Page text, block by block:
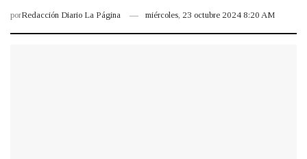
porRedacción Diario La Página miércoles, 23 octubre 2024 8:20 AM